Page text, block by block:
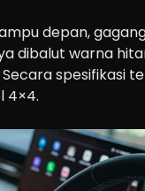
depan,
dibalut warna
spesifikasi
4×4.